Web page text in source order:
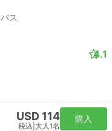
ス
4.1
USD 114
税込 大人1名
購入